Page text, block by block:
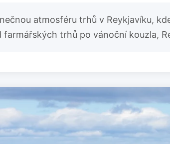
atmosféru trhů v Reykjavíku,
farmářských trhů po vánoční kouzla,